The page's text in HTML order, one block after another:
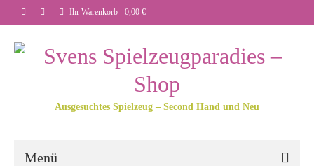
Ihr Warenkorb - 0,00 €
Ausgesuchtes Spielzeug – Second Hand und Neu
Menü